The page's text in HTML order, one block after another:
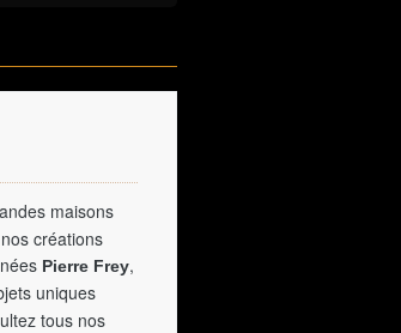
maisons
créations
Pierre Frey,
uniques
tous nos